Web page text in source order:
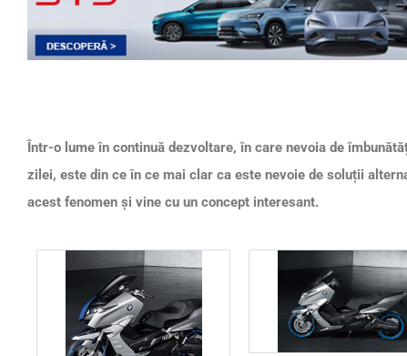
Într-o lume în continuă dezvoltare, în care nevoia de
zilei, este din ce în ce mai clar ca este nevoie de soluții
acest fenomen și vine cu un concept interesant.